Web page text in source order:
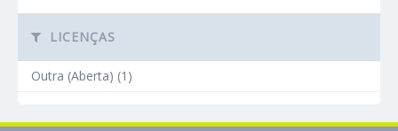
LICENÇAS
Outra (Aberta) (1)